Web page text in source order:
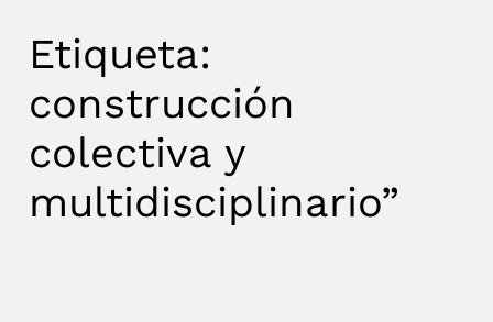
Etiqueta:
construcción
colectiva y
multidisciplinario”